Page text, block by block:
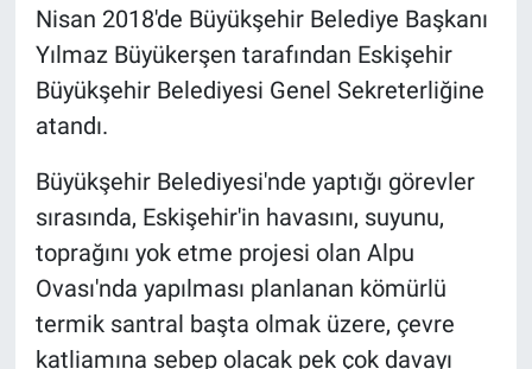
Nisan 2018'de Büyükşehir Belediye Başkanı
Yılmaz Büyükerşen tarafından Eskişehir
Büyükşehir Belediyesi Genel Sekreterliğine
atandı.
Büyükşehir Belediyesi'nde yaptığı görevler
sırasında, Eskişehir'in havasını, suyunu,
toprağını yok etme projesi olan Alpu
Ovası'nda yapılması planlanan kömürlü
termik santral başta olmak üzere, çevre
katliamına sebep olacak pek çok davayı